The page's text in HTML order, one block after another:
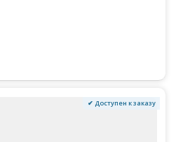
✔ Доступен к заказу